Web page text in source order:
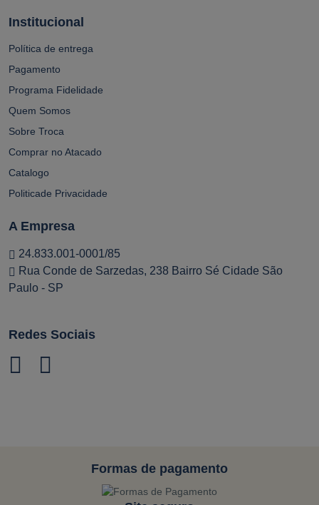
Institucional
Política de entrega
Pagamento
Programa Fidelidade
Quem Somos
Sobre Troca
Comprar no Atacado
Catalogo
Politicade Privacidade
A Empresa
24.833.001-0001/85
Rua Conde de Sarzedas, 238 Bairro Sé Cidade São
Paulo - SP
Redes Sociais
Formas de pagamento